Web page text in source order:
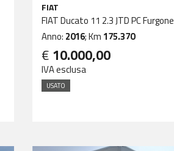
FIAT
FIAT Ducato 11 2.3 JTD PC Furgone
Anno: 2016; Km 175.370
€ 10.000,00
IVA esclusa
USATO